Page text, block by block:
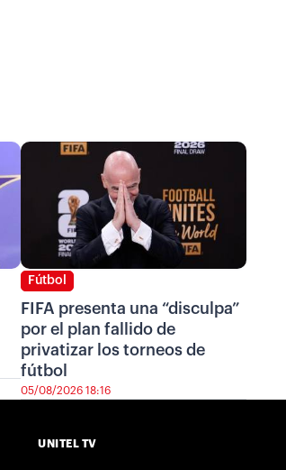
Fútbol
FIFA presenta una “disculpa”
por el plan fallido de
privatizar los torneos de
fútbol
05/08/2026 18:16
UNITEL TV